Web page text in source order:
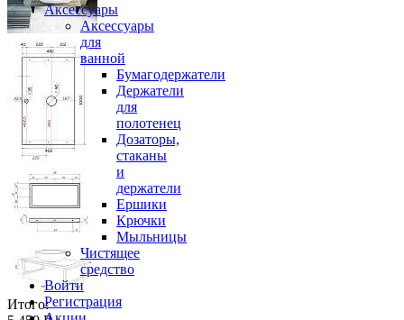
Аксессуары
Аксессуары
для
ванной
Бумагодержатели
Держатели
для
полотенец
Дозаторы,
стаканы
и
держатели
Ершики
Крючки
Мыльницы
Чистящее
средство
Войти
Регистрация
Итого: